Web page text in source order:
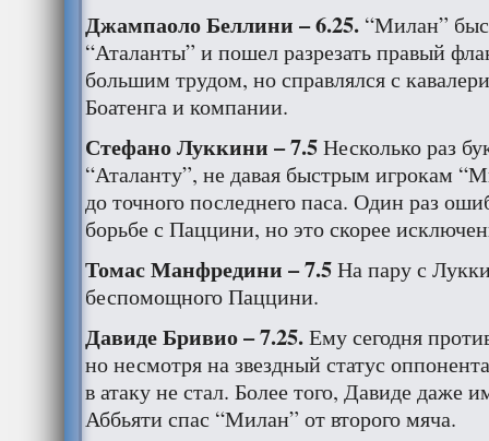
Джампаоло Беллини – 6.25.“Милан”
“Аталанты” и пошел разрезать правый
большим трудом, но справлялся с
Боатенга и компании.
Стефано Луккини – 7.5Несколько раз
“Аталанту”, не давая быстрым игрокам
до точного последнего паса. Один раз
борьбе с Паццини, но это скорее
Томас Манфредини – 7.5На пару с
беспомощного Паццини.
Давиде Бривио – 7.25.Ему сегодня
но несмотря на звездный статус
в атаку не стал. Более того, Давиде даже
Аббьяти спас “Милан” от второго мяча.